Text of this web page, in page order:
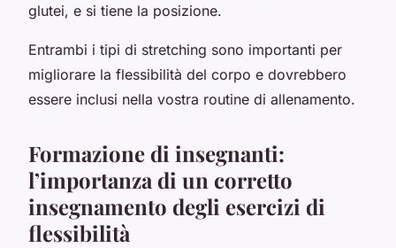
glutei, e si tiene la posizione.
Entrambi i tipi di stretching sono importanti per
migliorare la flessibilità del corpo e dovrebbero
essere inclusi nella vostra routine di allenamento.
Formazione di insegnanti:
l’importanza di un corretto
insegnamento degli esercizi di
flessibilità